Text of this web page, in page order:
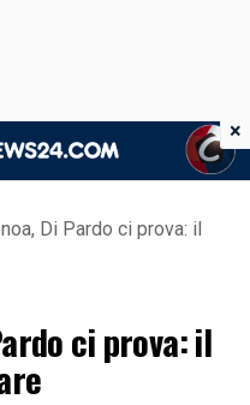
Di Pardo ci prova: il
ci prova: il
×